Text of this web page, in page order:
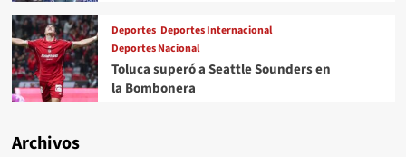
Deportes Deportes Internacional
Deportes Nacional
Toluca superó a Seattle Sounders en
la Bombonera
Archivos